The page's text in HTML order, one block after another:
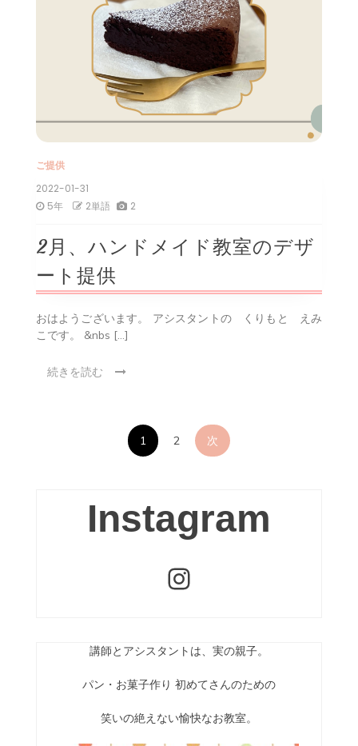
ご提供
2022-01-31
5年
2単語 2
2月、ハンドメイド教室のデザ
ート提供
おはようございます。 アシスタントの くりもと えみ
こです。 &nbs […]
続きを読む
投
の
ペ
ー
ジ
り
1 2 次
Instagram
Instagram
講師とアシスタントは、実の親子。
パン・お菓子作り 初めてさんのための
笑いの絶えない愉快なお教室。